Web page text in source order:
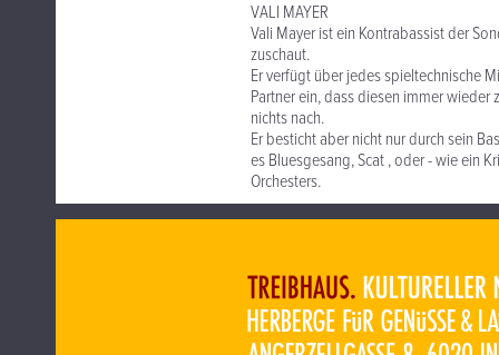
VALI MAYER
Vali Mayer ist ein Kontrabassist der
zuschaut.
Er verfügt über jedes spieltechnische
Partner ein, dass diesen immer
nichts nach.
Er besticht aber nicht nur durch sein
es Bluesgesang, Scat , oder - wie ein
Orchesters.